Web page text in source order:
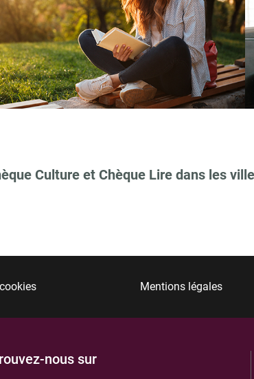
Culture et Chèque Lire dans les
Mentions légales
nous sur